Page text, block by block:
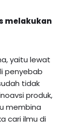
melakukan
yaitu lewat
penyebab
tidak
produk,
membina
cari ilmu di